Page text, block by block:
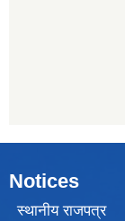
Notices
स्थानीय राजपत्र